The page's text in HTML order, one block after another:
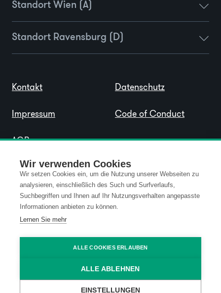
Wir verwenden Cookies
Wir setzen Cookies ein, um die Nutzung unserer Webseiten zu
analysieren, einschließlich des Such und Surfverlaufs,
Suchbegriffen und Ihnen auf Ihr Nutzungsverhalten angepasste
Informationen anbieten zu können.
Lernen Sie mehr
ALLE COOKIES ERLAUBEN
ALLE ABLEHNEN
EINSTELLUNGEN
Standort Wien (A)
Standort Ravensburg (D)
Kontakt
Impressum
AGB
Datenschutz
Code of Conduct